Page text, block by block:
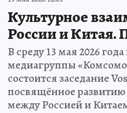
Культурное
России и Китая.
В среду 13 мая 2026
медиагруппы
состоится заседание
посвящённое развитию
между Россией и